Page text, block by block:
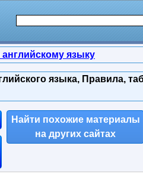
английскому языку
языка, Правила,
Найти похожие материалы
на других сайтах